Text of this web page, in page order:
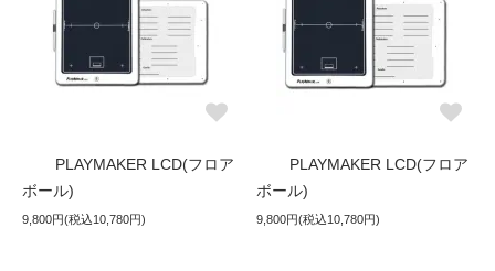
PLAYMAKER LCD(フロア
ボール)
9,800円(税込10,780円)
PLAYMAKER LCD(フロア
ボール)
9,800円(税込10,780円)